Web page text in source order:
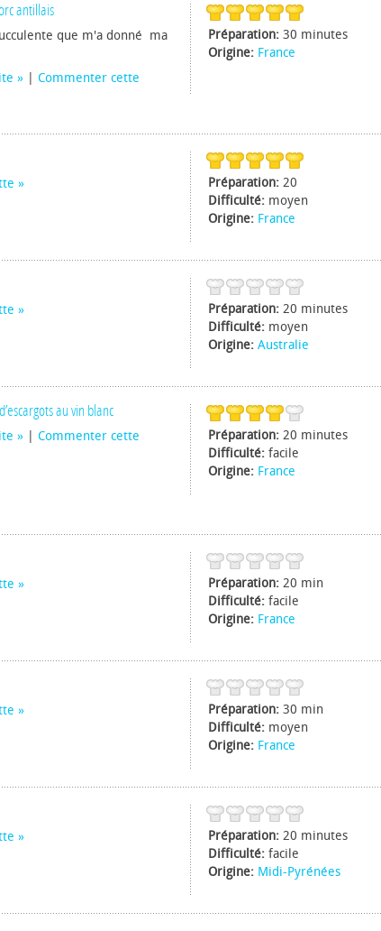
Préparation: 30 minutes
Origine: France
antillais
que m'a donné ma
Commenter cette
Préparation: 20
Difficulté: moyen
Origine: France
Préparation: 20 minutes
Difficulté: moyen
Origine: Australie
Préparation: 20 minutes
Difficulté: facile
Origine: France
au vin blanc
Commenter cette
Préparation: 20 min
Difficulté: facile
Origine: France
Préparation: 30 min
Difficulté: moyen
Origine: France
Préparation: 20 minutes
Difficulté: facile
Origine: Midi-Pyrénées